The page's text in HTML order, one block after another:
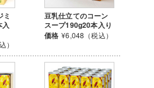
ミ
）
豆乳仕立てのコーン
スープ190g20本入り
価格 ¥6,048（税込）